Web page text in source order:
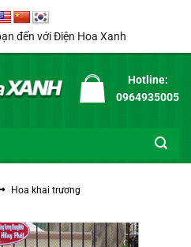
đến với Điện Hoa Xanh
Hotline:
0964935005
Hoa khai trương